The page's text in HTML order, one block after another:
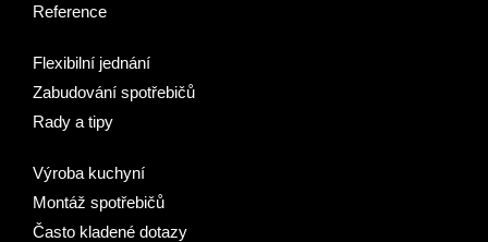
Reference
Flexibilní jednání
Zabudování spotřebičů
Rady a tipy
Výroba kuchyní
Montáž spotřebičů
Často kladené dotazy